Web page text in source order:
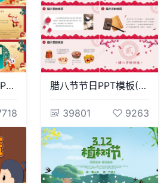
传统节日春节通用PPT模板(54) 腊八节节日PPT模板(29)
39801 9263